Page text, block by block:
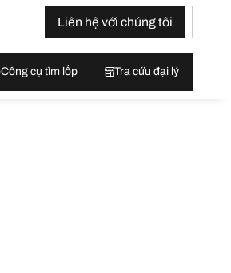
Liên hệ với chúng tôi
Công cụ tìm lốp Tra cứu đại lý